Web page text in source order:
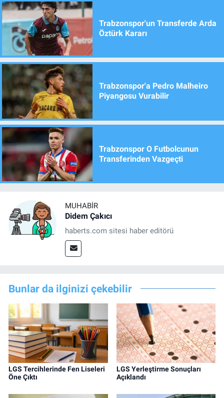
Trabzonspor'un Transferde Arda
Öztürk Kararı
Trabzonspor'a Pedro Malheiro
Piyangosu Vurabilir
Trabzonspor O Futbolcunun
Transferinden Vazgeçti
MUHABIR
Didem Çakıcı
haberts.com sitesi haber editörü
Bunlar da ilginizi çekebilir
LGS Tercihlerinde Fen Liseleri
Öne Çıktı
LGS Yerleştirme Sonuçları
Açıklandı